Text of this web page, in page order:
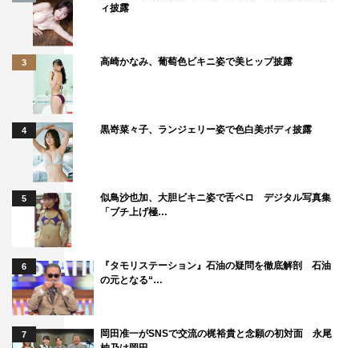
ィ披露
3 高崎かなみ、葡萄色ビキニ姿で美ヒップ披露
4 黒嵜菜々子、ランジェリー姿で色白美ボディ披露
5
似鳥沙也加、大胆ビキニ姿で舌ペロ デジタル写真集
「ブチ上げ極…
6
『タモリステーション』石油の疑問を徹底解剖 石油
の元となる“…
7
岡田准一がSNSで交流の梶裕貴と念願の初対面 永尾